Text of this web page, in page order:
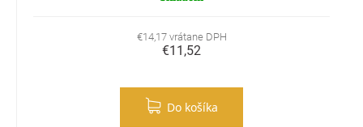
€14,17 vrátane DPH
€11,52
Do košíka